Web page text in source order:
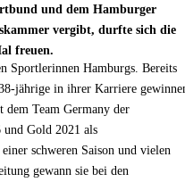
und dem Hamburger
vergibt, durfte sich die
freuen.
Sportlerinnen Hamburgs. Bereits
jährige in ihrer Karriere
Team Germany der
Gold 2021 als
schweren Saison und vielen
gewann sie bei den